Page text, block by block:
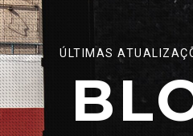
ÚLTIMAS